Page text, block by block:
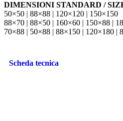
DIMENSIONI STANDARD /
50×50 | 88×88 | 120×120 | 150×150
88×70 | 88×50 | 160×60 | 150×88 |
70×88 | 50×88 | 88×150 | 120×180 |
Scheda tecnica